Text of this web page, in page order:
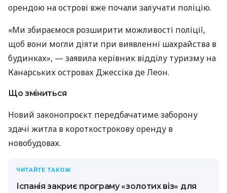
орендою на острові вже почали залучати поліцію.
«Ми збираємося розширити можливості поліції,
щоб вони могли діяти при виявленні шахрайства в
будинках», — заявила керівник відділу туризму на
Канарських островах Джессіка де Леон.
Що зміниться
Новий законопроєкт передбачатиме заборону
здачі житла в короткострокову оренду в
новобудовах.
ЧИТАЙТЕ ТАКОЖ
Іспанія закриє програму «золотих віз» для